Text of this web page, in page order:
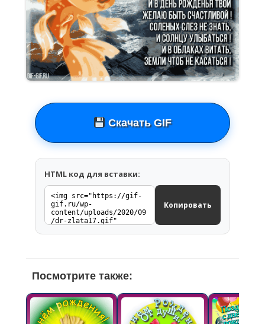
Скачать GIF
HTML код для вставки:
Копировать
Посмотрите также: